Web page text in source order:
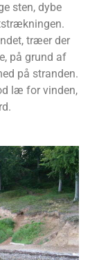
sten, dybe
træer der
på grund af
på stranden.
læ for vinden,